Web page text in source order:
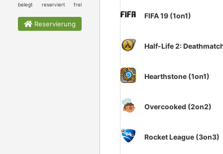
belegt reserviert frei
Reservierung
FIFA 19 (1on1)
Half-Life 2:
Hearthstone (1on1)
Overcooked (2on2)
Rocket League (3on3)